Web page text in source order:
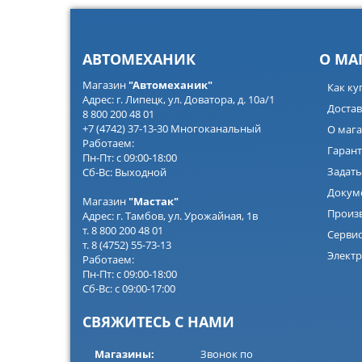
АВТОМЕХАНИК
Магазин"Автомеханик"
Адрес: г. Липецк, ул. Доватора, д. 10а/1
8 800 200 48 01
+7 (4742) 37-13-30 Многоканальный
Работаем:
Пн-Пт: с 09:00-18:00
Сб-Вс: Выходной
Магазин "Мастак"
Адрес: г. Тамбов, ул. Урожайная, 1в
т. 8 800 200 48 01
т. 8 (4752) 55-73-13
Работаем:
Пн-Пт: с 09:00-18:00
Сб-Вс: с 09:00-17:00
СВЯЖИТЕСЬ С НАМИ
Магазины: Звонок по
О
Как
О
Сервис